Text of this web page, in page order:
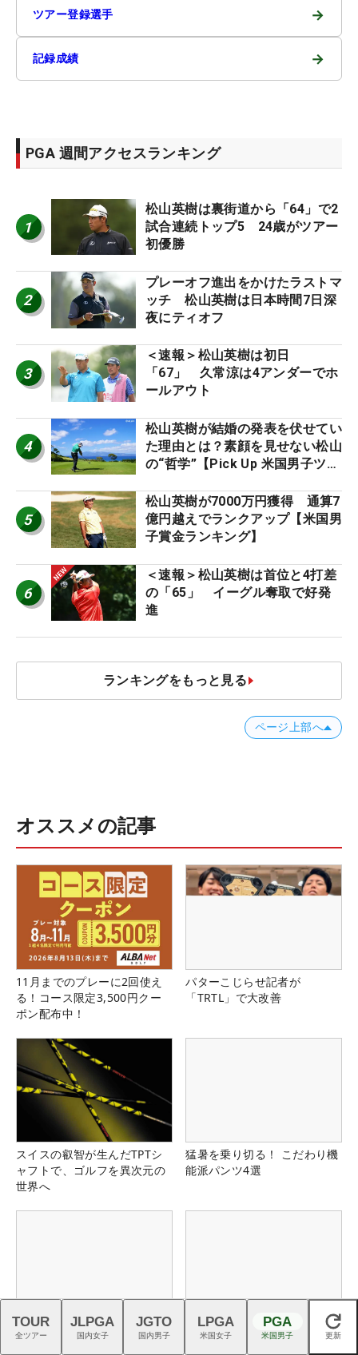
ツアー登録選手 →
記録成績 →
PGA 週間アクセスランキング
1
松山英樹は裏街道から「64」で2
試合連続トップ5 24歳がツアー
初優勝
2
プレーオフ進出をかけたラストマ
ッチ 松山英樹は日本時間7日深
夜にティオフ
3
＜速報＞松山英樹は初日
「67」 久常涼は4アンダーでホ
ールアウト
4
松山英樹が結婚の発表を伏せてい
た理由とは？素顔を見せない松山
の“哲学”【Pick Up 米国男子ツア
5
松山英樹が7000万円獲得 通算7
億円越えでランクアップ【米国男
子賞金ランキング】
6
＜速報＞松山英樹は首位と4打差
の「65」 イーグル奪取で好発
進
ランキングをもっと見る
ページ上部へ
オススメの記事
11月までのプレーに2回使え
る！コース限定3,500円クー
ポン配布中！
パターこじらせ記者が
「TRTL」で大改善
スイスの叡智が生んだTPTシ
ャフトで、ゴルフを異次元の
世界へ
猛暑を乗り切る！ こだわり機
能派パンツ4選
最新モデル『FJクオンタム』
を石井良介プロがチェック
新『TENSEIオレンジ』はドラ
イバーシャフトの“最適解”
閉じる
TOUR
全ツアー
JLPGA
国内女子
JGTO
国内男子
LPGA
米国女子
PGA
米国男子 更新